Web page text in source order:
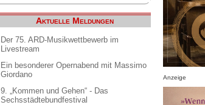
Aktuelle Meldungen
Der 75. ARD-Musikwettbewerb im
Livestream
Ein besonderer Opernabend mit Massimo
Giordano
9. „Kommen und Gehen“ - Das
Sechsstädtebundfestival
Anzeige